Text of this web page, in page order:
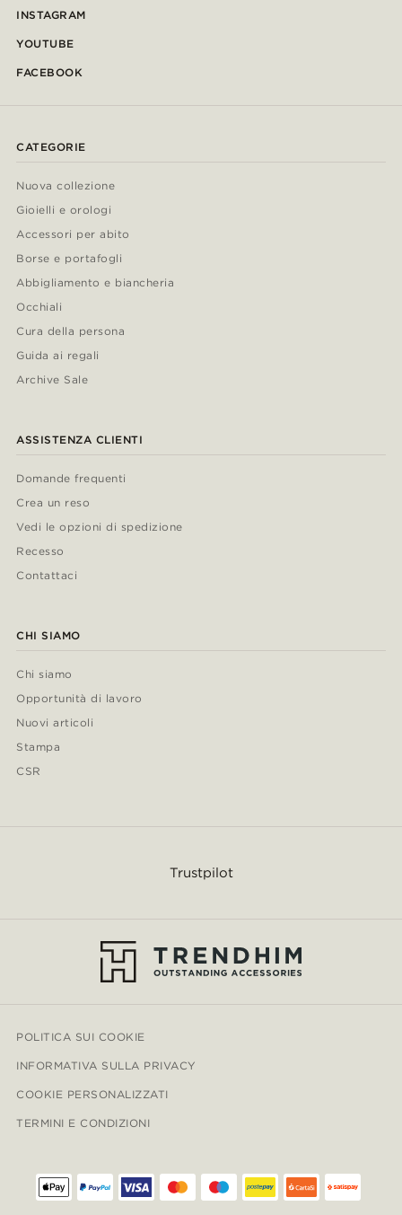
INSTAGRAM
YOUTUBE
FACEBOOK
CATEGORIE
Nuova collezione
Gioielli e orologi
Accessori per abito
Borse e portafogli
Abbigliamento e biancheria
Occhiali
Cura della persona
Guida ai regali
Archive Sale
ASSISTENZA CLIENTI
Domande frequenti
Crea un reso
Vedi le opzioni di spedizione
Recesso
Contattaci
CHI SIAMO
Chi siamo
Opportunità di lavoro
Nuovi articoli
Stampa
CSR
Trustpilot
POLITICA SUI COOKIE
INFORMATIVA SULLA PRIVACY
COOKIE PERSONALIZZATI
TERMINI E CONDIZIONI